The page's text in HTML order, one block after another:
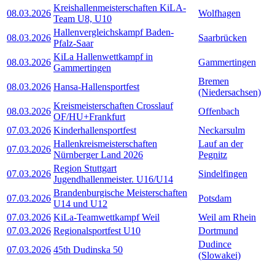
08.03.2026
Kreishallenmeisterschaften KiLA-
Team U8, U10
Wolfhagen
08.03.2026
Hallenvergleichskampf Baden-
Pfalz-Saar
Saarbrücken
08.03.2026
KiLa Hallenwettkampf in
Gammertingen
Gammertingen
08.03.2026 Hansa-Hallensportfest
Bremen
(Niedersachsen)
08.03.2026
Kreismeisterschaften Crosslauf
OF/HU+Frankfurt
Offenbach
07.03.2026 Kinderhallensportfest
Neckarsulm
07.03.2026
Hallenkreismeisterschaften
Nürnberger Land 2026
Lauf an der
Pegnitz
07.03.2026
Region Stuttgart
Jugendhallenmeister. U16/U14
Sindelfingen
07.03.2026
Brandenburgische Meisterschaften
U14 und U12
Potsdam
07.03.2026 KiLa-Teamwettkampf Weil
Weil am Rhein
07.03.2026 Regionalsportfest U10
Dortmund
07.03.2026 45th Dudinska 50
Dudince
(Slowakei)